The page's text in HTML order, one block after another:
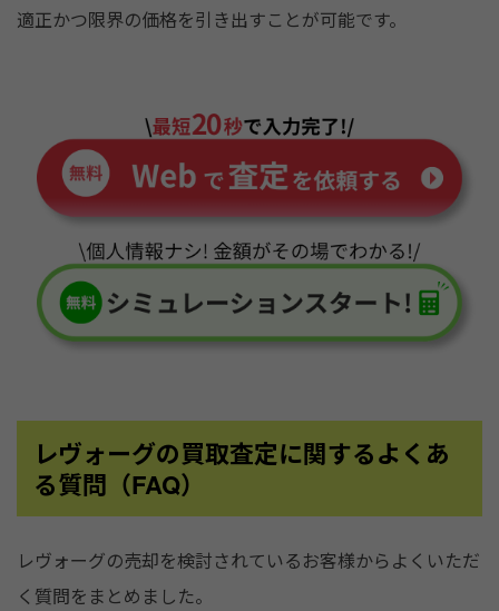
適正かつ限界の価格を引き出すことが可能です。
レヴォーグの買取査定に関するよくあ
る質問（FAQ）
レヴォーグの売却を検討されているお客様からよくいただ
く質問をまとめました。